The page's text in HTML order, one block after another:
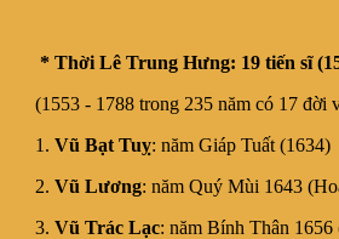
* Thời Lê Trung Hưng: 19 tiến sĩ
(1553 - 1788 trong 235 năm có 17 đời
1. Vũ Bạt Tuỵ: năm Giáp Tuất (1634)
2. Vũ Lương: năm Quý Mùi 1643
3. Vũ Trác Lạc: năm Bính Thân 1656